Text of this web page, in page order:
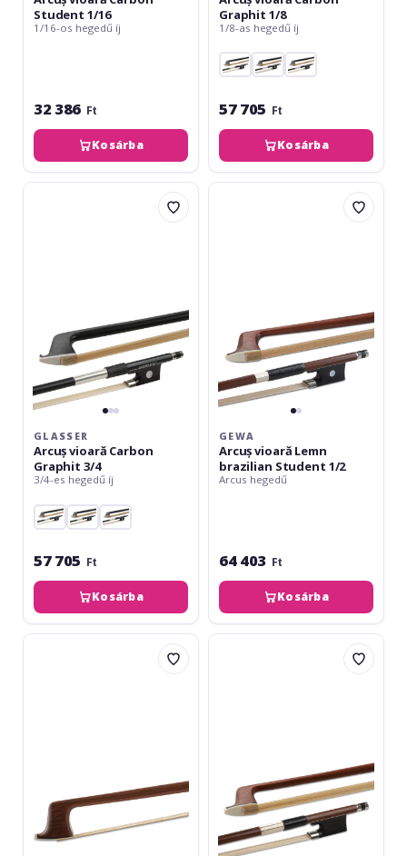
Student 1/16
1/16-os hegedű íj
32 386 Ft
Kosárba
Graphit 1/8
1/8-as hegedű íj
57 705 Ft
Kosárba
Glasser
GLASSER
Arcuș vioară Carbon
Graphit 3/4
3/4-es hegedű íj
57 705 Ft
Kosárba
Gewa
GEWA
Arcuș vioară Lemn
brazilian Student 1/2
Arcus hegedű
64 403 Ft
Kosárba
Gewa
Gewa